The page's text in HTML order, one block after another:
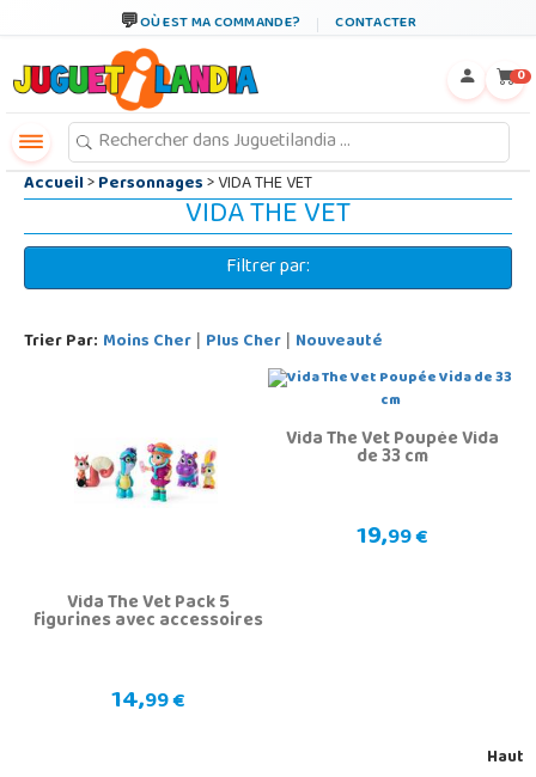
OÙ EST MA COMMANDE? CONTACTER
0
Accueil>Personnages> VIDA THE VET
VIDA THE VET
Filtrer par:
Trier Par: Moins Cher | Plus Cher | Nouveauté
Vida The Vet Pack 5
figurines avec accessoires
14,99 €
Vida The Vet Poupée Vida
de 33 cm
19,99 €
Haut